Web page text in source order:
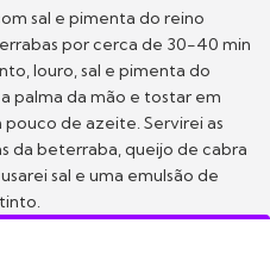
sal e pimenta do reino
por cerca de 30-40 min
louro, sal e pimenta do
palma da mão e tostar em
de azeite. Servirei as
da beterraba, queijo de cabra
sal e uma emulsão de